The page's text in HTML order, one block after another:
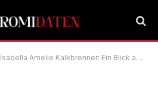
Isabella Amelie Kalkbrenner: Ein Blick auf die Tochter von Simina Grigoriu und Paul Kalkbrenner